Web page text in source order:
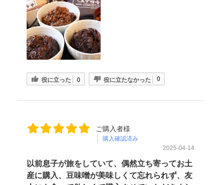
役に立った 0 役に立たなかった 0
ご購入者様
購入確認済み
2025-04-14
以前息子が旅をしていて、偶然立ち寄ってお土
産に購入、豆味噌が美味しくて忘れられず、友